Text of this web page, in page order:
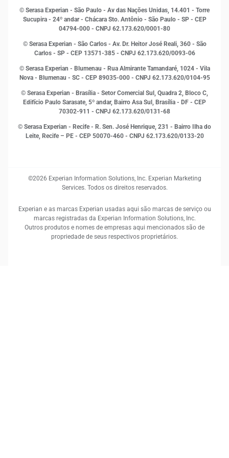
Inovação e Tecnologia
Leis e impostos
Marketing
Open Finance
Proteção de Dados
Sustentabilidade Corporativa
© Serasa Experian - São Paulo - Av das Nações Unidas, 14.401 - Torre
Sucupira - 24º andar - Chácara Sto. Antônio - São Paulo - SP - CEP
04794-000 - CNPJ 62.173.620/0001-80
© Serasa Experian - São Carlos - Av. Dr. Heitor José Reali, 360 - São
Carlos - SP - CEP 13571-385 - CNPJ 62.173.620/0093-06
© Serasa Experian - Blumenau - Rua Almirante Tamandaré, 1024 - Vila
Nova - Blumenau - SC - CEP 89035-000 - CNPJ 62.173.620/0104-95
© Serasa Experian - Brasília - Setor Comercial Sul, Quadra 2, Bloco C,
Edifício Paulo Sarasate, 5º andar, Bairro Asa Sul, Brasília - DF - CEP
70302-911 - CNPJ 62.173.620/0131-68
© Serasa Experian - Recife - R. Sen. José Henrique, 231 - Bairro Ilha do
Leite, Recife – PE - CEP 50070-460 - CNPJ 62.173.620/0133-20
©2026 Experian Information Solutions, Inc. Experian Marketing
Services. Todos os direitos reservados.
Experian e as marcas Experian usadas aqui são marcas de serviço ou
marcas registradas da Experian Information Solutions, Inc.
Outros produtos e nomes de empresas aqui mencionados são de
propriedade de seus respectivos proprietários.